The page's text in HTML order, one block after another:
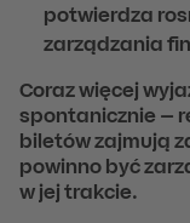
potwierdza
zarządzania
Coraz więcej
spontanicznie –
biletów zajmują
powinno być
w jej trakcie.